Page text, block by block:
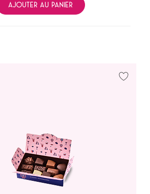
AJOUTER AU PANIER